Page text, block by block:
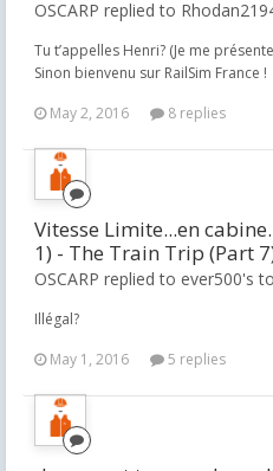
OSCARP replied to
Tu t’appelles Henri? (Je me
Sinon bienvenu sur RailSim France !
May 2, 2016
8 replies
Vitesse Limite...en
1) - The Train Trip (Part
OSCARP replied to ever500's
Illégal?
May 1, 2016
5 replies